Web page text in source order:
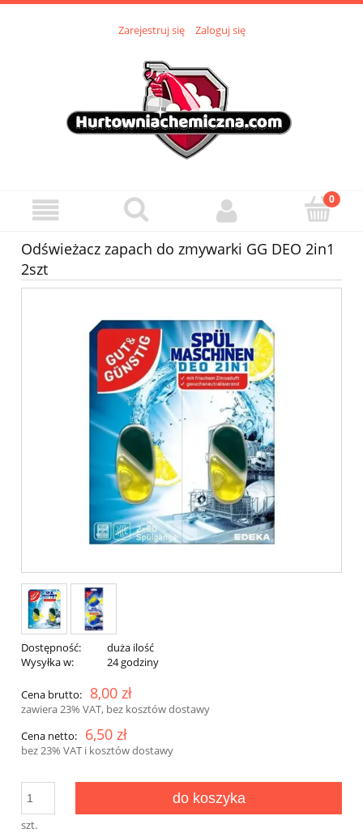
Zarejestruj się Zaloguj się
Odświeżacz zapach do zmywarki GG DEO 2in1
2szt
Dostępność:
duża ilość
Wysyłka w:
24 godziny
Cena brutto: 8,00 zł
zawiera 23% VAT, bez kosztów dostawy
Cena netto:
6,50 zł
bez 23% VAT i kosztów dostawy
szt.
do koszyka